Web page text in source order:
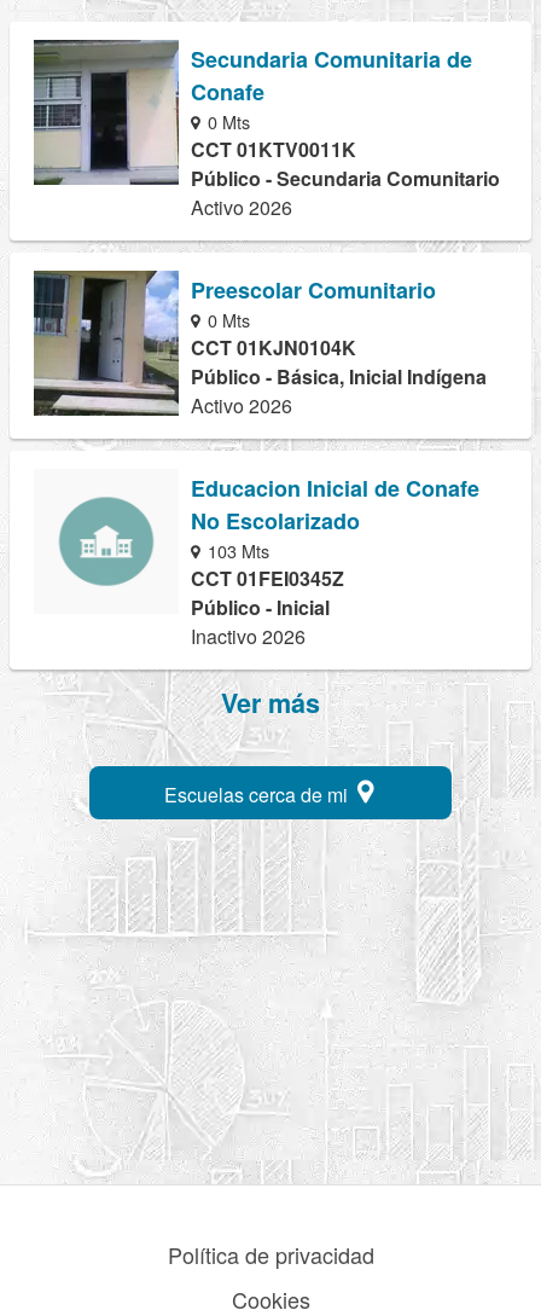
Secundaria Comunitaria de
Conafe
0 Mts
CCT 01KTV0011K
Público - Secundaria Comunitario
Activo 2026
Preescolar Comunitario
0 Mts
CCT 01KJN0104K
Público - Básica, Inicial Indígena
Activo 2026
Educacion Inicial de Conafe
No Escolarizado
103 Mts
CCT 01FEI0345Z
Público - Inicial
Inactivo 2026
Ver más
Escuelas cerca de mi
Política de privacidad
Cookies